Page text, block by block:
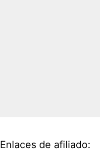
Enlaces de afiliado: